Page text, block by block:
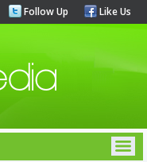
Follow Up Like Us